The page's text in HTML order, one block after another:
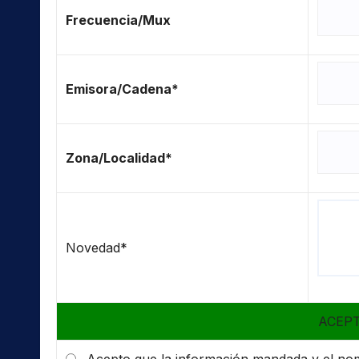
Frecuencia/Mux
Emisora/Cadena*
Zona/Localidad*
Novedad*